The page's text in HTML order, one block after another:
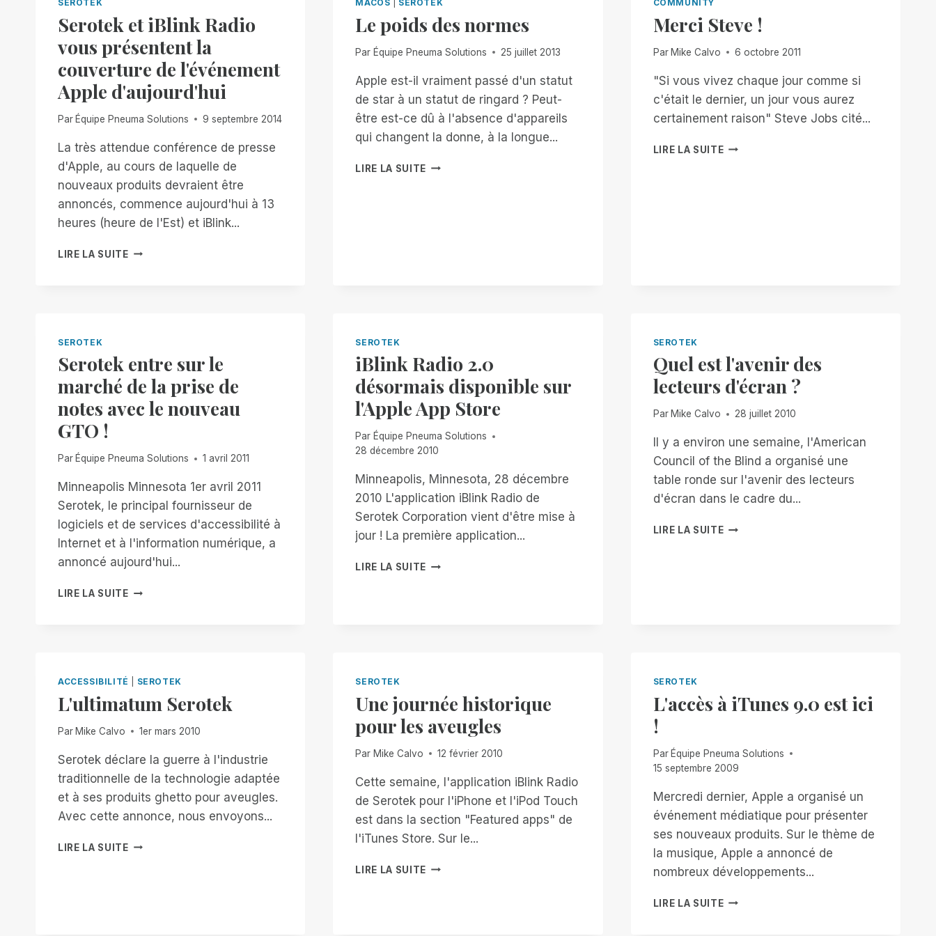
SEROTEK
Serotek et iBlink Radio
vous présentent la
couverture de l'événement
Apple d'aujourd'hui
ParÉquipe Pneuma Solutions 9 septembre 2014
La très attendue conférence de presse
d'Apple, au cours de laquelle de
nouveaux produits devraient être
annoncés, commence aujourd'hui à 13
heures (heure de l'Est) et iBlink...
LIRE LA SUITESEROTEK
DE
L'ÉVÉNEMENT
APPLE
D'AUJOURD'HUI
MACOS SEROTEK
Le poids des normes
Par Équipe Pneuma Solutions 25 juillet 2013
Apple est-il vraiment passé d'un statut
de star à un statut de ringard ? Peut-
être est-ce dû à l'absence d'appareils
qui changent la donne, à la longue...
LIRE LA SUITE LE
COMMUNITY
Merci Steve !
Par Mike Calvo 6 octobre 2011
"Si vous vivez chaque jour comme si
c'était le dernier, un jour vous aurez
certainement raison" Steve Jobs cité...
LIRE LA SUITEMERCI
SEROTEK
Serotek entre sur le
marché de la prise de
notes avec le nouveau
GTO !
Par Équipe Pneuma Solutions 1 avril 2011
Minneapolis Minnesota 1er avril 2011
Serotek, le principal fournisseur de
logiciels et de services d'accessibilité à
Internet et à l'information numérique, a
annoncé aujourd'hui...
LIRE LA SUITESEROTEK
LA
DE
AVEC
NOUVEAU
GTO
!
SEROTEK
iBlink Radio 2.0
désormais disponible sur
l'Apple App Store
Par Équipe Pneuma Solutions
28 décembre 2010
Minneapolis, Minnesota, 28 décembre
2010 L'application iBlink Radio de
Serotek Corporation vient d'être mise à
jour ! La première application...
LIRE LA SUITE IBLINK
SEROTEK
Quel est l'avenir des
lecteurs d'écran ?
Par Mike Calvo 28 juillet 2010
Il y a environ une semaine, l'American
Council of the Blind a organisé une
table ronde sur l'avenir des lecteurs
d'écran dans le cadre du...
LIRE LA SUITEQUEL
ACCESSIBILITÉ SEROTEK
L'ultimatum Serotek
ParMike Calvo 1er mars 2010
Serotek déclare la guerre à l'industrie
traditionnelle de la technologie adaptée
et à ses produits ghetto pour aveugles.
Avec cette annonce, nous envoyons...
LIRE LA SUITEL'ULTIMATUM
SEROTEK
Une journée historique
pour les aveugles
Par Mike Calvo 12 février 2010
Cette semaine, l'application iBlink Radio
de Serotek pour l'iPhone et l'iPod Touch
est dans la section "Featured apps" de
l'iTunes Store. Sur le...
LIRE LA SUITE UNE
SEROTEK
L'accès à iTunes 9.0 est ici
!
Par Équipe Pneuma Solutions
15 septembre 2009
Mercredi dernier, Apple a organisé un
événement médiatique pour présenter
ses nouveaux produits. Sur le thème de
la musique, Apple a annoncé de
nombreux développements...
LIRE LA SUITEL'ACCÈS